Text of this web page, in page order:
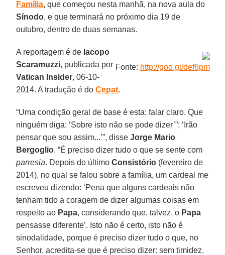
Família, que começou nesta manhã, na nova aula do
Sínodo, e que terminará no próximo dia 19 de
outubro, dentro de duas semanas.
Fonte: http://goo.gl/def6pm
A reportagem é de Iacopo
Scaramuzzi, publicada por
Vatican Insider, 06-10-
2014. A tradução é doCepat.
“Uma condição geral de base é esta: falar claro. Que
ninguém diga: ‘Sobre isto não se pode dizer’”; ‘Irão
pensar que sou assim...’”, disse Jorge Mario
Bergoglio. “É preciso dizer tudo o que se sente com
parresia. Depois do últimoConsistório (fevereiro de
2014), no qual se falou sobre a família, um cardeal me
escreveu dizendo: ‘Pena que alguns cardeais não
tenham tido a coragem de dizer algumas coisas em
respeito ao Papa, considerando que, talvez, o Papa
pensasse diferente’. Isto não é certo, isto não é
sinodalidade, porque é preciso dizer tudo o que, no
Senhor, acredita-se que é preciso dizer: sem timidez.